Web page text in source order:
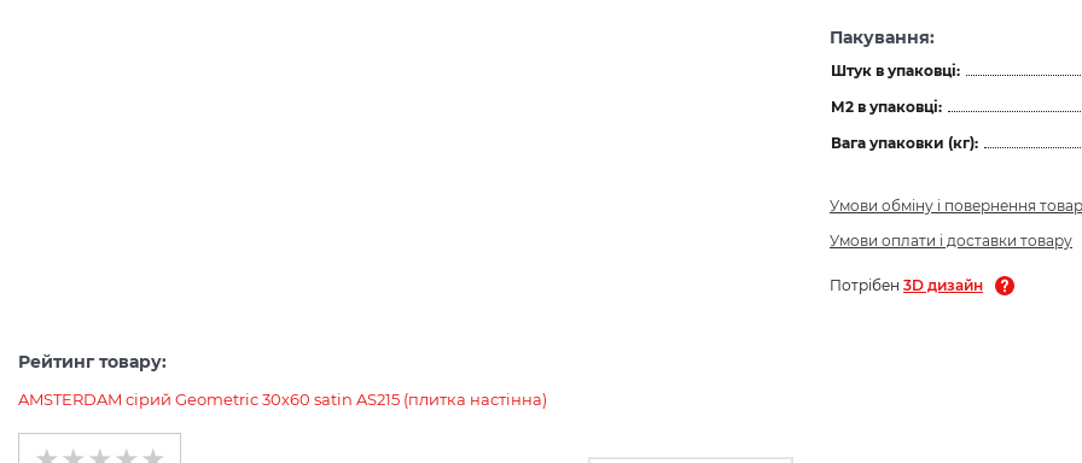
Пакування:
Штук в упаковці:
М2 в упаковці:
Вага упаковки (кг):
Умови обміну і повернення
Умови оплати і доставки товару
Потрібен 3D дизайн
Рейтинг товару:
AMSTERDAM сірий Geometric 30х60 satin AS215 (плитка настінна)